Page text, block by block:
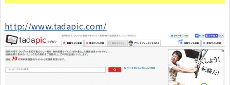
http://www.tadapic.com/